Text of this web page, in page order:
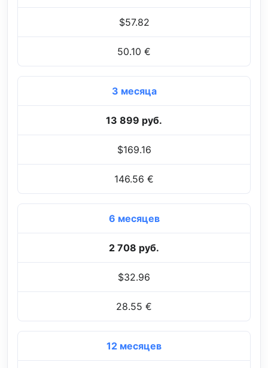
$57.82
50.10 €
3 месяца
13 899 руб.
$169.16
146.56 €
6 месяцев
2 708 руб.
$32.96
28.55 €
12 месяцев